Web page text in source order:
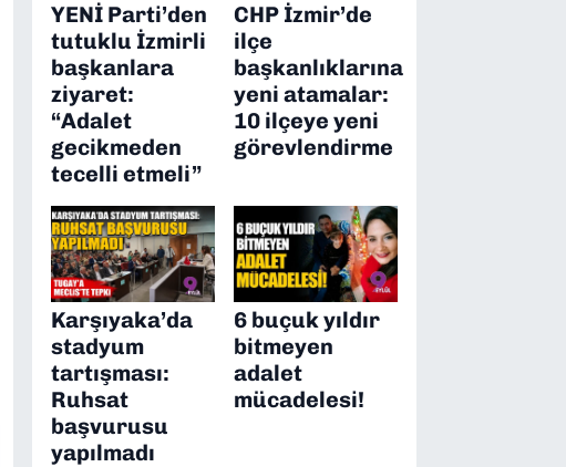
YENİ Parti’den
tutuklu İzmirli
başkanlara
ziyaret:
“Adalet
gecikmeden
tecelli etmeli”
CHP İzmir’de
ilçe
başkanlıklarına
yeni atamalar:
10 ilçeye yeni
görevlendirme
Karşıyaka’da
stadyum
tartışması:
Ruhsat
başvurusu
yapılmadı
6 buçuk yıldır
bitmeyen
adalet
mücadelesi!